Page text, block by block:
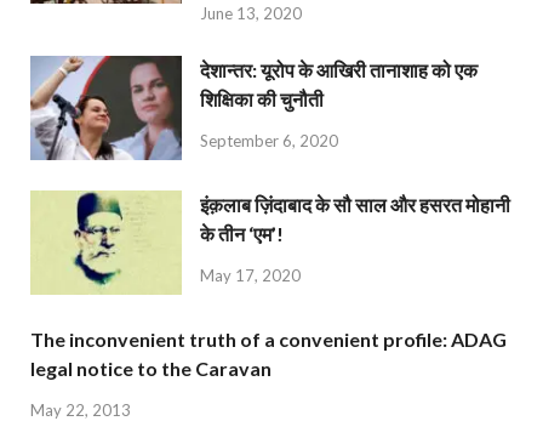
June 13, 2020
देशान्‍तर: यूरोप के आखिरी तानाशाह को एक
शिक्षिका की चुनौती
September 6, 2020
इंक़लाब ज़िंदाबाद के सौ साल और हसरत मोहानी
के तीन ‘एम’!
May 17, 2020
The inconvenient truth of a convenient profile: ADAG
legal notice to the Caravan
May 22, 2013